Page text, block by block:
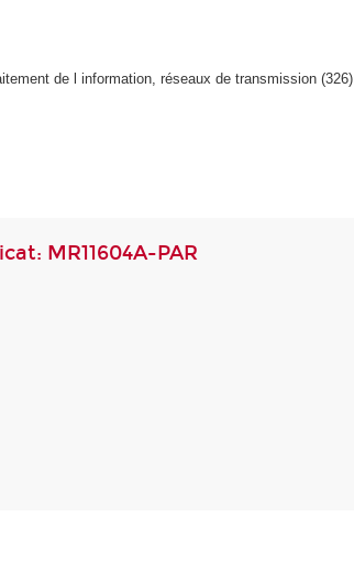
de l information, réseaux de transmission (326)
MR11604A-PAR